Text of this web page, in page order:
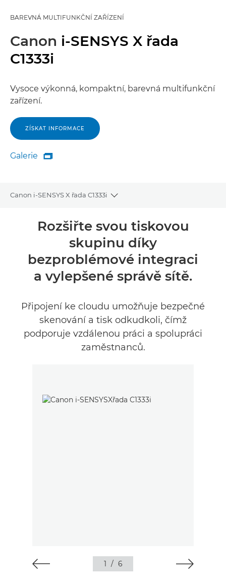
BAREVNÁ MULTIFUNKČNÍ ZAŘÍZENÍ
Canon i-SENSYS X řada
C1333i
Vysoce výkonná, kompaktní, barevná multifunkční
zařízení.
ZÍSKAT INFORMACE
Galerie
Galerie

Canon i-SENSYS X řada C1333i
Toggle breadcrumbs
Rozšiřte svou tiskovou
skupinu díky
bezproblémové integraci
a vylepšené správě sítě.
Připojení ke cloudu umožňuje bezpečné
skenování a tisk odkudkoli, čímž
podporuje vzdálenou práci a spolupráci
zaměstnanců.
1 / 6